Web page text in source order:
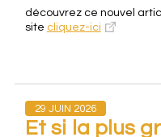
découvrez ce nouvel
site cliquez-ici
29 JUIN 2026
Et si la plus